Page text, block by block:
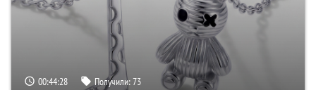
00:44:27 Получили:73